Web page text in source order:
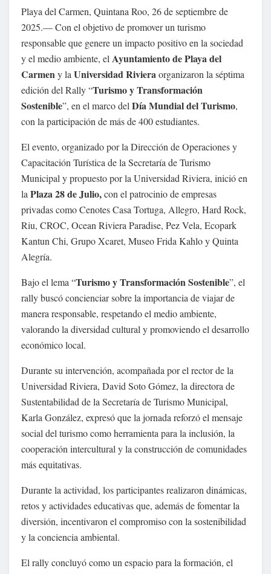
Playa del Carmen, Quintana Roo, 26 de septiembre de
2025.— Con el objetivo de promover un turismo
responsable que genere un impacto positivo en la sociedad
y el medio ambiente, el Ayuntamiento de Playa del
Carmeny la Universidad Rivieraorganizaron la séptima
edición del Rally “Turismo y Transformación
Sostenible”, en el marco del Día Mundial del Turismo,
con la participación de más de 400 estudiantes.
El evento, organizado por la Dirección de Operaciones y
Capacitación Turística de la Secretaría de Turismo
Municipal y propuesto por la Universidad Riviera, inició en
la Plaza 28 de Julio,con el patrocinio de empresas
privadas como Cenotes Casa Tortuga, Allegro, Hard Rock,
Riu, CROC, Ocean Riviera Paradise, Pez Vela, Ecopark
Kantun Chi, Grupo Xcaret, Museo Frida Kahlo y Quinta
Alegría.
Bajo el lema “Turismo y Transformación Sostenible”, el
rally buscó concienciar sobre la importancia de viajar de
manera responsable, respetando el medio ambiente,
valorando la diversidad cultural y promoviendo el desarrollo
económico local.
Durante su intervención, acompañada por el rector de la
Universidad Riviera, David Soto Gómez, la directora de
Sustentabilidad de la Secretaría de Turismo Municipal,
Karla González, expresó que la jornada reforzó el mensaje
social del turismo como herramienta para la inclusión, la
cooperación intercultural y la construcción de comunidades
más equitativas.
Durante la actividad, los participantes realizaron dinámicas,
retos y actividades educativas que, además de fomentar la
diversión, incentivaron el compromiso con la sostenibilidad
y la conciencia ambiental.
El rally concluyó como un espacio para la formación, el